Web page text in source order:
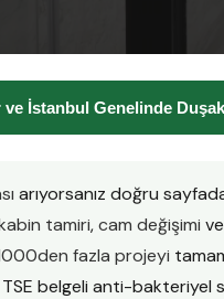
İstanbul Genelinde
arıyorsanız doğru
tamiri,cam değişimi ve
fazla projeyi
belgeli anti-bakteriyel